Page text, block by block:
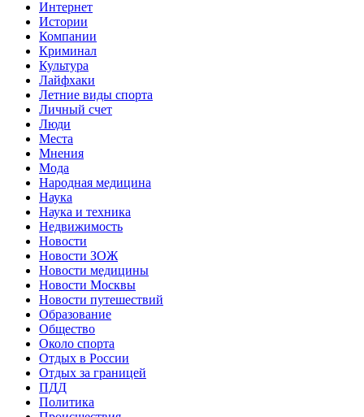
Интернет
Истории
Компании
Криминал
Культура
Лайфхаки
Летние виды спорта
Личный счет
Люди
Места
Мнения
Мода
Народная медицина
Наука
Наука и техника
Недвижимость
Новости
Новости ЗОЖ
Новости медицины
Новости Москвы
Новости путешествий
Образование
Общество
Около спорта
Отдых в России
Отдых за границей
ПДД
Политика